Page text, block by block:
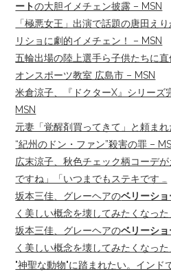
ートの大胆イメチェン披露 – MSN
「極悪女王」出演で話題の唐田え
リショに劇的イメチェン！ – MSN
五輪出場の陸上選手ら子供たちに
オンスポーツ教室 広島市 – MSN
米倉涼子、『ドクターX』シリーズ
MSN
元妻「覚醒剤買ってきて」と頼ま
“紀州のドン・ファン”殺害の罪 –
広末涼子、秋色チェック柄コーデ
ですね」「いつまでもステキです …
坂本三佳、グレーヘアのベリーシ
く美しい概念を壊してみたくなった
坂本三佳、グレーヘアのベリーシ
く美しい概念を壊してみたくなった
"神聖な動物"に踏まれたい。インド